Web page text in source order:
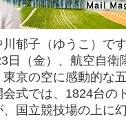
郁子（ゆうこ）で
日（金）、航空自衛
京の空に感動的な
会式では、1824台の
国立競技場の上に